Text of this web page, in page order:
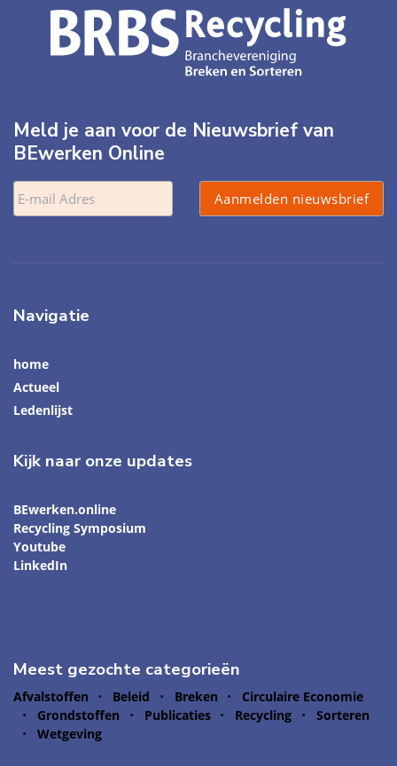
Meld je aan voor de Nieuwsbrief van
BEwerken Online
Navigatie
home
Actueel
Ledenlijst
Kijk naar onze updates
BEwerken.online
Recycling Symposium
Youtube
LinkedIn
Meest gezochte categorieën
Afvalstoffen Beleid Breken
Circulaire Economie
Grondstoffen
Publicaties Recycling
Sorteren
Wetgeving